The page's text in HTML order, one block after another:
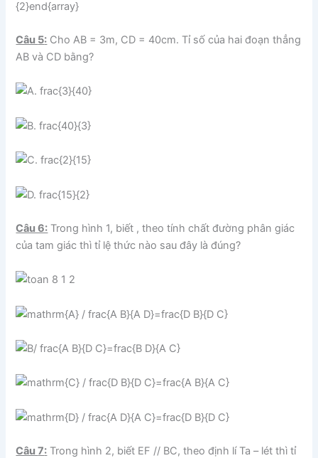
Câu 5: Cho AB = 3m, CD = 40cm. Tỉ số của hai đoạn thẳng
AB và CD bằng?
Câu 6: Trong hình 1, biết , theo tính chất đường phân giác
của tam giác thì tỉ lệ thức nào sau đây là đúng?
Câu7: Trong hình 2, biết EF // BC, theo định lí Ta – lét thì tỉ